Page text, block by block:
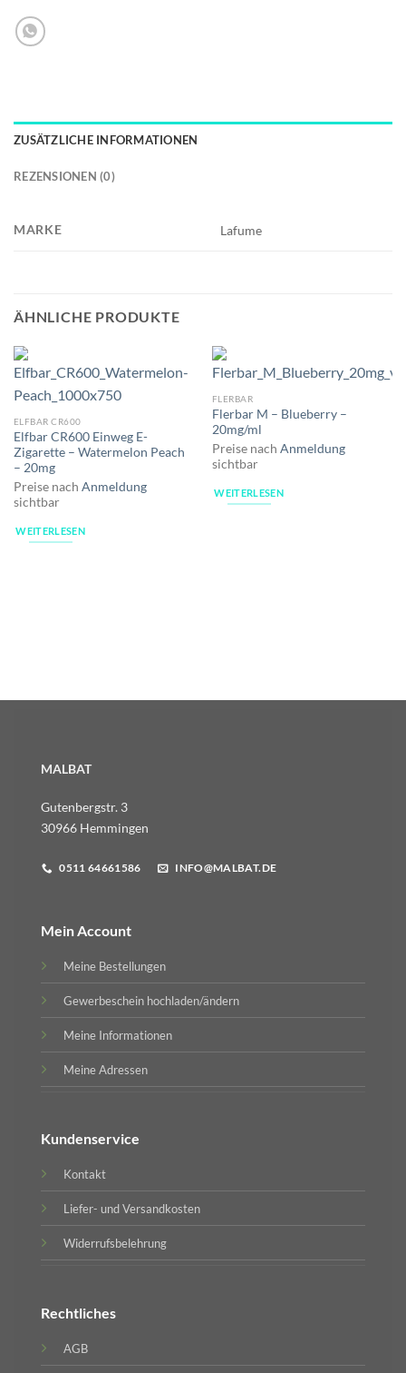
ZUSÄTZLICHE INFORMATIONEN
REZENSIONEN (0)
MARKE Lafume
ÄHNLICHE PRODUKTE
ELFBAR CR600
Elfbar CR600 Einweg E-
Zigarette – Watermelon Peach
– 20mg
Preise nach Anmeldung
sichtbar
WEITERLESEN
FLERBAR
Flerbar M – Blueberry –
20mg/ml
Preise nach Anmeldung
sichtbar
WEITERLESEN
MALBAT
Gutenbergstr. 3
30966 Hemmingen
0511 64661586 INFO@MALBAT.DE
Mein Account
Meine Bestellungen
Gewerbeschein hochladen/ändern
Meine Informationen
Meine Adressen
Kundenservice
Kontakt
Liefer- und Versandkosten
Widerrufsbelehrung
Rechtliches
AGB